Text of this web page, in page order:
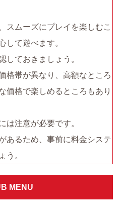
スムーズにプレイを楽しむこ
して遊べます。
しておきましょう。
格帯が異なり、高額なところ
価格で楽しめるところもあり
は注意が必要です。
あるため、事前に料金システ
う。
MENU